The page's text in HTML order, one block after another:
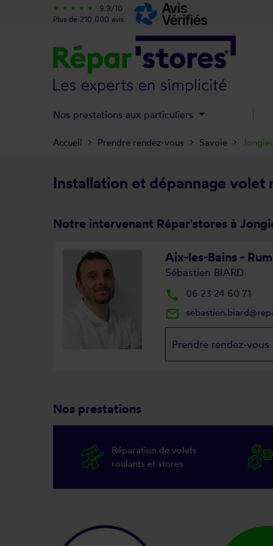
Installation et dépannage volet
Notre intervenant Répar'stores à
Aix-les-Bains -
Sébastien BIARD
local_phone 06 23 24 60 71
mail_outline
Prendre rendez-vous
Nos prestations
Réparation de volets
roulants et stores
Accueil Prendre rendez-vous Savoie
star_rate star_rate star_rate star_rate star_rate
9.9/10
Plus de 210 000 avis
Nos prestations aux particuliers